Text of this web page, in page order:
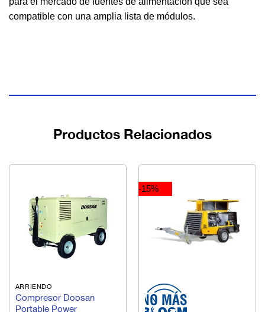
compatible con una amplia lista de módulos.
Productos Relacionados
ARRIENDO
Compresor Doosan
Portable Power
-15%